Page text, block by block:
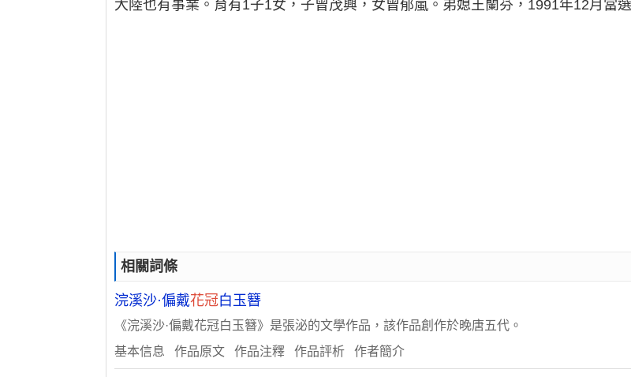
大陸也有事業。育有1子1女，子曾茂興，女曾郁嵐。弟媳王蘭芬，1991年12月當選
相關詞條
浣溪沙·偏戴花冠白玉簪
《浣溪沙·偏戴花冠白玉簪》是張泌的文學作品，該作品創作於晚唐五代。
基本信息 作品原文 作品注釋 作品評析 作者簡介